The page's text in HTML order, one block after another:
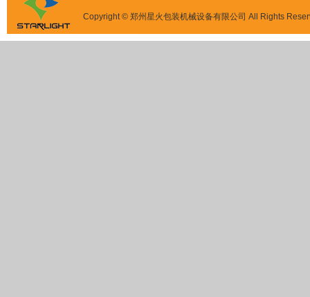
Copyright © 郑州星火包装机械设备有限公司 All Rights